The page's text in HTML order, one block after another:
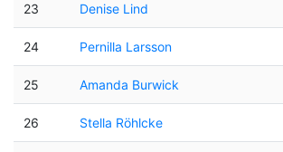
23 Denise Lind
24 Pernilla Larsson
25 Amanda Burwick
26 Stella Röhlcke